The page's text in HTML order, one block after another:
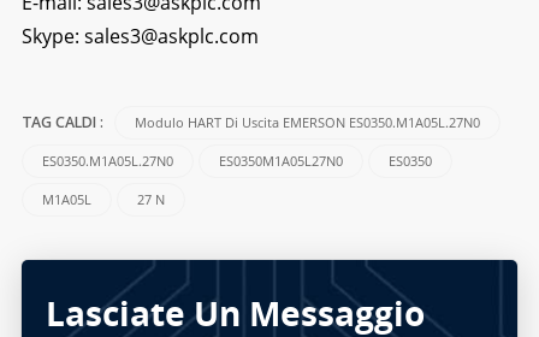
Skype: sales3@askplc.com
TAG CALDI : Modulo HART Di Uscita EMERSON ES0350.M1A05L.27N0
ES0350.M1A05L.27N0 ES0350M1A05L27N0 ES0350
M1A05L 27 N
Lasciate Un Messaggio